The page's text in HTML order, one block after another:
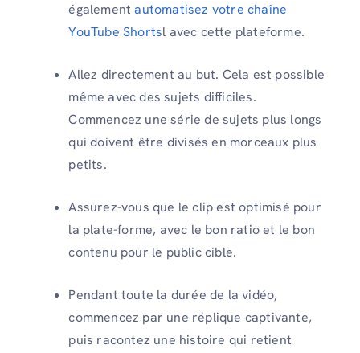
égalementautomatisez votre chaîne
YouTube Shortsl avec cette plateforme.
Allez directement au but. Cela est possible
même avec des sujets difficiles.
Commencez une série de sujets plus longs
qui doivent être divisés en morceaux plus
petits.
Assurez-vous que le clip est optimisé pour
la plate-forme, avec le bon ratio et le bon
contenu pour le public cible.
Pendant toute la durée de la vidéo,
commencez par une réplique captivante,
puis racontez une histoire qui retient